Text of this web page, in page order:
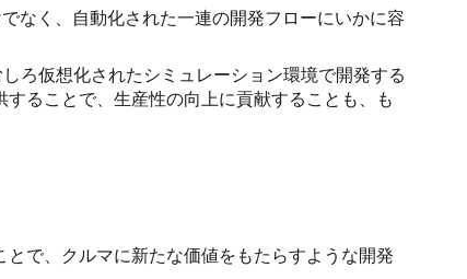
なく、自動化された一連の開発フローにいかに容
ろ仮想化されたシミュレーション環境で開発する
ることで、生産性の向上に貢献することも、も
で、クルマに新たな価値をもたらすような開発